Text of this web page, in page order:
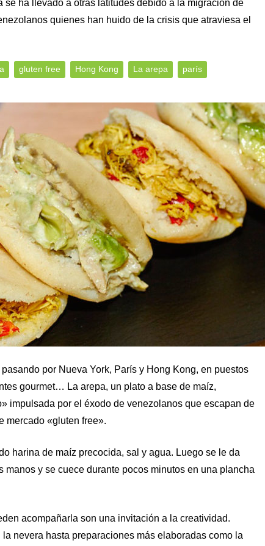
se ha llevado a otras latitudes debido a la migración de
quienes han huido de la crisis que atraviesa el
gluten free Hong Kong La arepa parís
por Nueva York, París y Hong Kong, en puestos
gourmet… La arepa, un plato a base de maíz,
impulsada por el éxodo de venezolanos que escapan de
mercado «gluten free».
harina de maíz precocida, sal y agua. Luego se le da
manos y se cuece durante pocos minutos en una plancha
acompañarla son una invitación a la creatividad.
nevera hasta preparaciones más elaboradas como la